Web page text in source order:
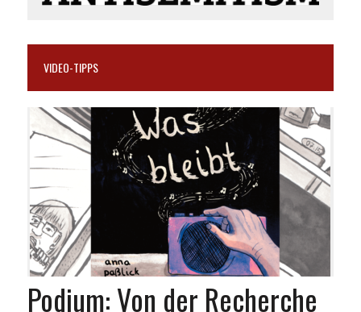
VIDEO-TIPPS
Podium: Von der Recherche